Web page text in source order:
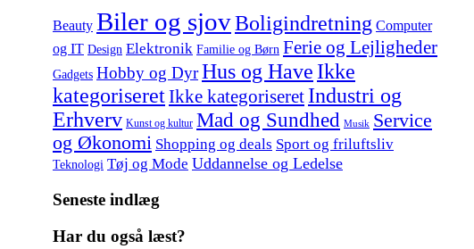
Beauty Biler og sjovBoligindretning Computer
og IT Design Elektronik Familie og Børn Ferie og Lejligheder
Gadgets Hobby og DyrHus og Have Ikke
kategoriseretIkke kategoriseret Industri og
Erhverv Kunst og kultur Mad og Sundhed Musik Service
og Økonomi Shopping og deals Sport og friluftsliv
Teknologi Tøj og Mode Uddannelse og Ledelse
Seneste indlæg
Har du også læst?